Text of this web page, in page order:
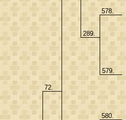
72.
289.
578.
579.
580.